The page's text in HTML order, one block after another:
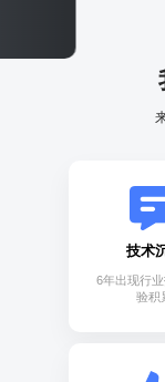
技术
6年出现行
验积